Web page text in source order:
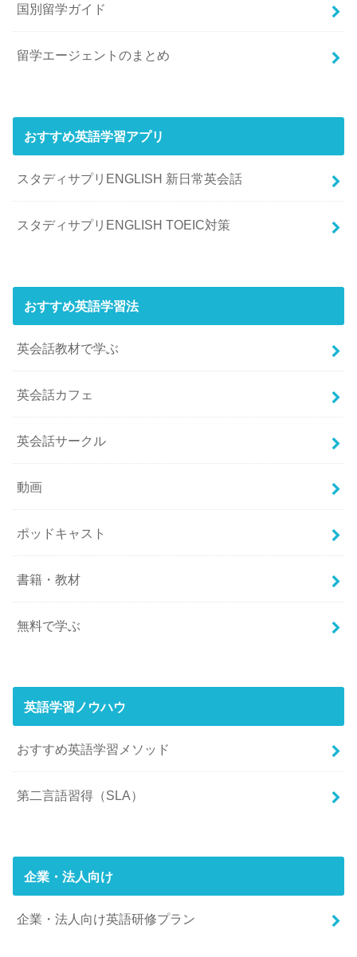
国別留学ガイド
留学エージェントのまとめ
おすすめ英語学習アプリ
スタディサプリENGLISH 新日常英会話
スタディサプリENGLISH TOEIC対策
おすすめ英語学習法
英会話教材で学ぶ
英会話カフェ
英会話サークル
動画
ポッドキャスト
書籍・教材
無料で学ぶ
英語学習ノウハウ
おすすめ英語学習メソッド
第二言語習得（SLA）
企業・法人向け
企業・法人向け英語研修プラン